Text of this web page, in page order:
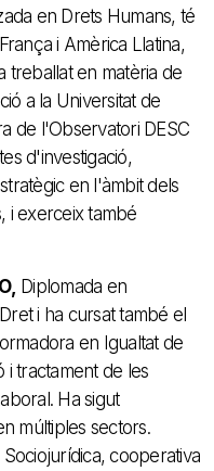
en Drets Humans, té
i Amèrica Llatina,
treballat en matèria de
a la Universitat de
de l'Observatori DESC
d'investigació,
en l'àmbit dels
i exerceix també
Diplomada en
i ha cursat també el
en Igualtat de
i tractament de les
Ha sigut
múltiples sectors.
cooperativa